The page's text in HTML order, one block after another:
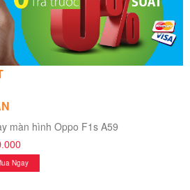
màn hình Oppo F1s A59
Ngay